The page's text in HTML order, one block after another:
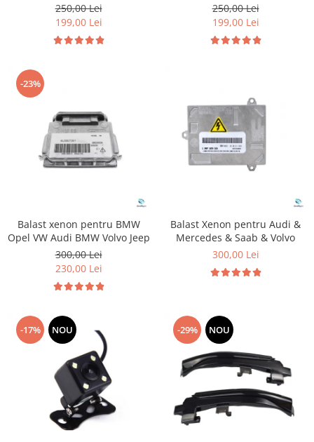
250,00 Lei
199,00 Lei
250,00 Lei
199,00 Lei
-23%
Balast xenon pentru BMW
Opel VW Audi BMW Volvo Jeep
300,00 Lei
230,00 Lei
Balast Xenon pentru Audi &
Mercedes & Saab & Volvo
300,00 Lei
-17% NOU -29% NOU